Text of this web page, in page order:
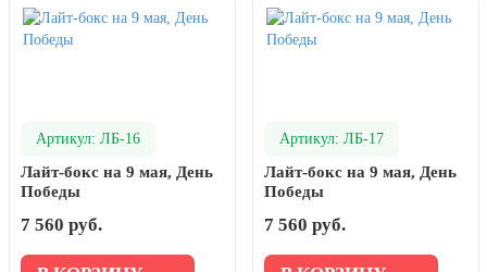
Артикул: ЛБ-16
Лайт-бокс на 9 мая, День
Победы
7 560 руб.
Артикул: ЛБ-17
Лайт-бокс на 9 мая, День
Победы
7 560 руб.